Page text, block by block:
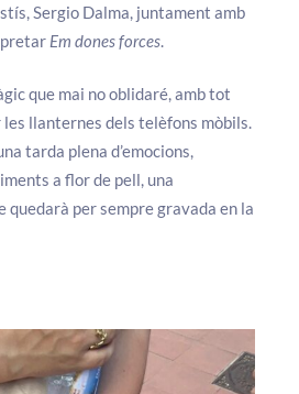
Sergio Dalma, juntament amb
Em dones forces.
que mai no oblidaré, amb tot
les llanternes dels telèfons mòbils.
tarda plena d’emocions,
a flor de pell, una
quedarà per sempre gravada en la